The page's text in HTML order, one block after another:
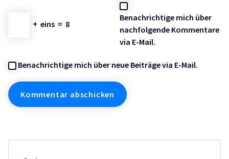
+ eins = 8
Benachrichtige mich über
nachfolgende Kommentare
via E-Mail.
Benachrichtige mich über neue Beiträge via E-Mail.